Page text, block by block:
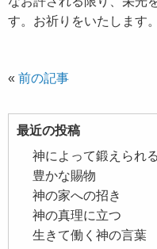
す。お祈りをいたします。
« 前の記事
最近の投稿
神によって鍛えられる
豊かな賜物
神の家への招き
神の真理に立つ
生きて働く神の言葉